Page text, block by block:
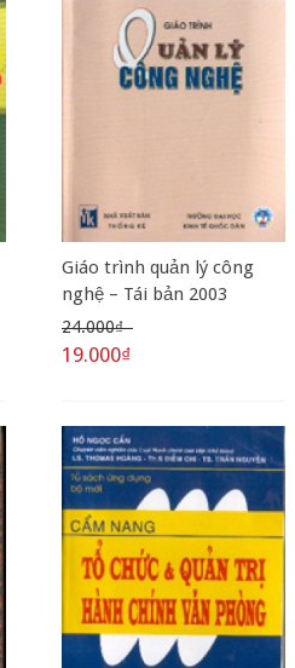
Giáo trình quản lý công
nghệ – Tái bản 2003
24.000₫
19.000₫